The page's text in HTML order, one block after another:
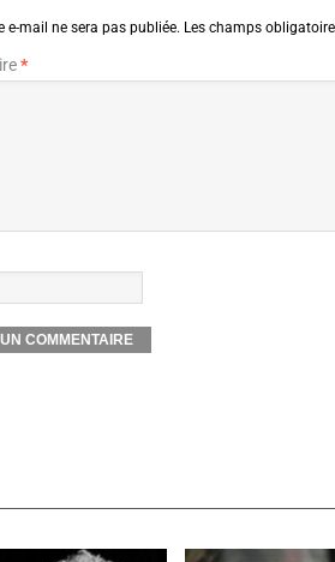
e-mail ne sera pas publiée. Les champs
*